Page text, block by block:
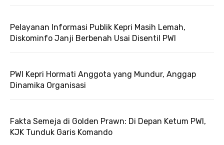
Pelayanan Informasi Publik Kepri Masih Lemah,
Diskominfo Janji Berbenah Usai Disentil PWI
PWI Kepri Hormati Anggota yang Mundur, Anggap
Dinamika Organisasi
Fakta Semeja di Golden Prawn: Di Depan Ketum PWI,
KJK Tunduk Garis Komando